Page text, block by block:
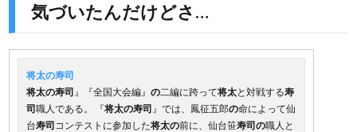
気づいたんだけどさ…
将太の寿司
将太の寿司 』『全国大会編』 の二編に跨って将太と対戦する寿
司職人である。 『将太の寿司 』では、鳳征五郎の命によって仙
台寿司 コンテストに参加した将太の前に、仙台笹寿司の職人と